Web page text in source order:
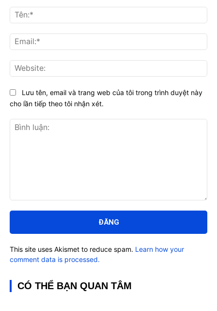
luận:
Lưu tên, email và trang web của tôi trong trình duyệt này
cho lần tiếp theo tôi nhận xét.
This site uses Akismet to reduce spam. Learn how your
comment data is processed.
CÓ THỂ BẠN QUAN TÂM